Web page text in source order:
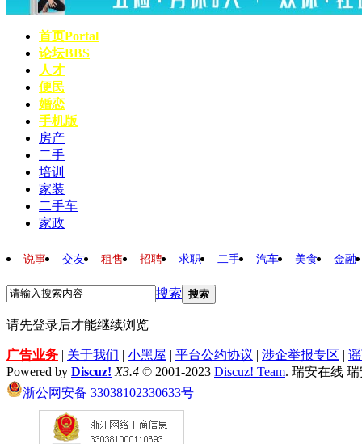
首页Portal
论坛BBS
人才
便民
婚恋
手机版
房产
二手
培训
家装
二手车
家政
说事 交友 租售 招聘 求职 二手 汽车 美食 金融
搜索 搜索
请先登录后才能继续浏览
广告业务 | 关于我们 | 小黑屋 | 平台公约协议 | 涉企举报专区 |
Powered by Discuz! X3.4 © 2001-2023 Discuz! Team. 瑞安在线
浙公网安备 33038102330633号